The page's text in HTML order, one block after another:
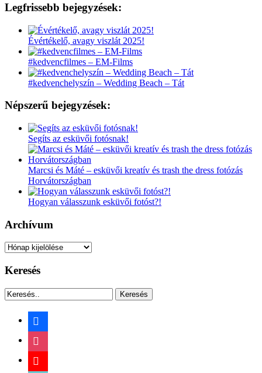
Legfrissebb bejegyzések:
Évértékelő, avagy viszlát 2025!
#kedvencfilmes – EM-Films
#kedvenchelyszín – Wedding Beach – Tát
Népszerű bejegyzések:
Segíts az esküvői fotósnak!
Marcsi és Máté – esküvői kreatív és trash the dress fotózás
Horvátországban
Hogyan válasszunk esküvői fotóst?!
Archívum
Archívum
Keresés
Keresés
facebook
instagram
youtube